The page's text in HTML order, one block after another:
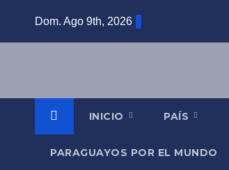
Dom. Ago 9th, 2026
INICIO PAÍS
PARAGUAYOS POR EL MUNDO